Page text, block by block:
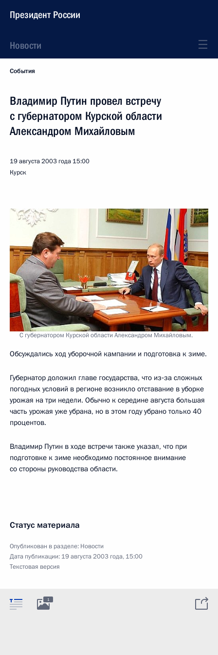
Президент России
Новости
События
Владимир Путин провел встречу
с губернатором Курской области
Александром Михайловым
19 августа 2003 года 15:00
Курск
С губернатором Курской области Александром Михайловым.
Обсуждались ход уборочной кампании и подготовка к зиме.
Губернатор доложил главе государства, что из‑за сложных
погодных условий в регионе возникло отставание в уборке
урожая на три недели. Обычно к середине августа большая
часть урожая уже убрана, но в этом году убрано только 40
процентов.
Владимир Путин в ходе встречи также указал, что при
подготовке к зиме необходимо постоянное внимание
со стороны руководства области.
Статус материала
Опубликован в разделе: Новости
Дата публикации: 19 августа 2003 года, 15:00
Текстовая версия
1